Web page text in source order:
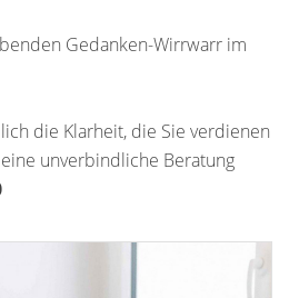
Gedanken-Wirrwarr im
die Klarheit, die Sie verdienen
unverbindliche Beratung